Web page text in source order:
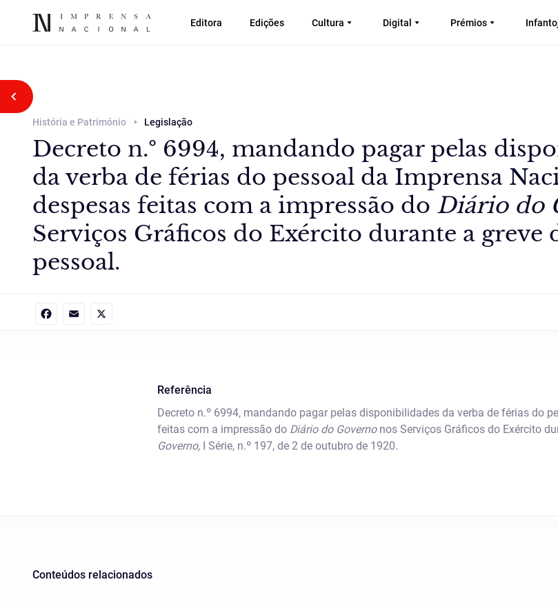
Editora Edições Cultura Digital Prémios
Voltar atrás
História e Património Legislação
Decreto n.º 6994, mandando pagar pelas
da verba de férias do pessoal da Imprensa
despesas feitas com a impressão do Diário do
Serviços Gráficos do Exército durante a greve
pessoal.
Referência
Decreto n.º 6994, mandando pagar pelas disponibilidades da verba de férias do
feitas com a impressão do Diário do Governonos Serviços Gráficos do Exército
Governo,I Série, n.º 197, de 2 de outubro de 1920.
Conteúdos relacionados